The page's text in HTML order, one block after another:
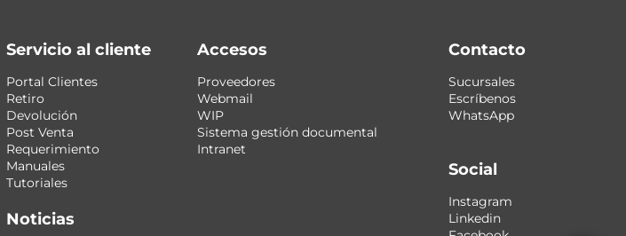
Servicio al cliente
Portal Clientes
Retiro
Devolución
Post Venta
Requerimiento
Manuales
Tutoriales
Noticias
Accesos
Proveedores
Webmail
WIP
Sistema gestión documental
Intranet
Contacto
Sucursales
Escríbenos
WhatsApp
Social
Instagram
Linkedin